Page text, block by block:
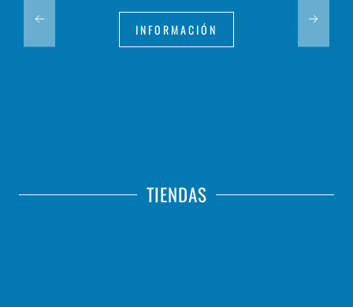
INFORMACIÓN
TIENDAS